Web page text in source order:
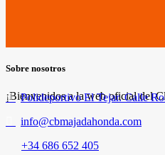
Sobre nosotros
¡Bienvenidos a la web oficial del
Polideportivo El Tejar. Calle
info@cbmajadahonda.com
+34 686 652 405